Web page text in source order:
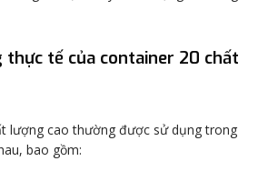
tế của container 20 chất
lượng cao thường được sử dụng trong
bao gồm: